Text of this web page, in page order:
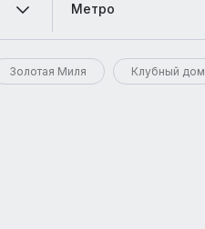
Метро
Золотая Миля Клубный дом